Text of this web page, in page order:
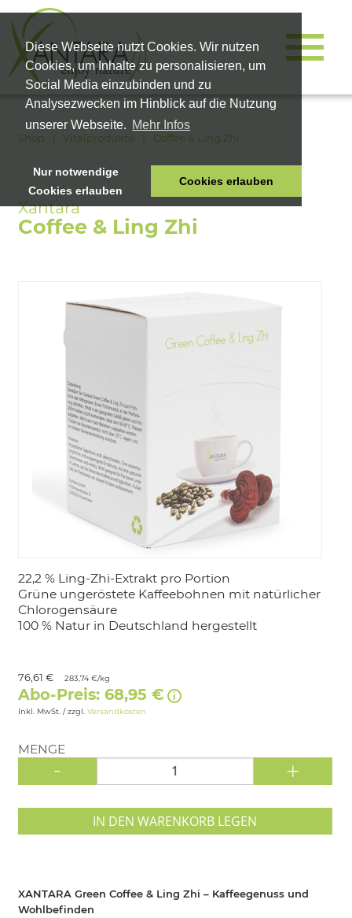
Diese Webseite nutzt Cookies. Wir nutzen
Cookies, um Inhalte zu personalisieren, um
Social Media einzubinden und zu
Analysezwecken im Hinblick auf die Nutzung
unserer Webseite. Mehr Infos
Nur notwendige
Cookies erlauben
Cookies erlauben
HOME
TIERNAHRUNG
KARRIERE
Shop Vitalprodukte Coffee & Ling Zhi
Coffee & Ling Zhi
22,2 % Ling-Zhi-Extrakt pro Portion
Grüne ungeröstete Kaffeebohnen mit natürlicher
Chlorogensäure
100 % Natur in Deutschland hergestellt
76,61 € 283,74 €/kg
Abo-Preis: 68,95 €
Inkl. MwSt. / zzgl. Versandkosten
MENGE
- +
IN DEN WARENKORB LEGEN
XANTARA Green Coffee & Ling Zhi – Kaffeegenuss und
Wohlbefinden